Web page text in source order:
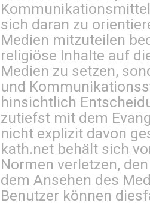
sich daran zu
Medien mitzuteilen
religiöse Inhalte auf
Medien zu setzen,
und
hinsichtlich
zutiefst mit dem
nicht explizit davon
kath.net behält sich
Normen verletzen,
dem Ansehen des
Benutzer können